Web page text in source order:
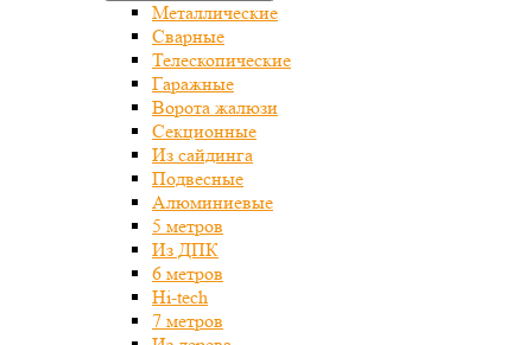
Металлические
Сварные
Телескопические
Гаражные
Ворота жалюзи
Секционные
Из сайдинга
Подвесные
Алюминиевые
5 метров
Из ДПК
6 метров
Hi-tech
7 метров